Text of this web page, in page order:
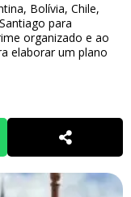
Bolívia, Chile,
para
organizado e ao
elaborar um plano